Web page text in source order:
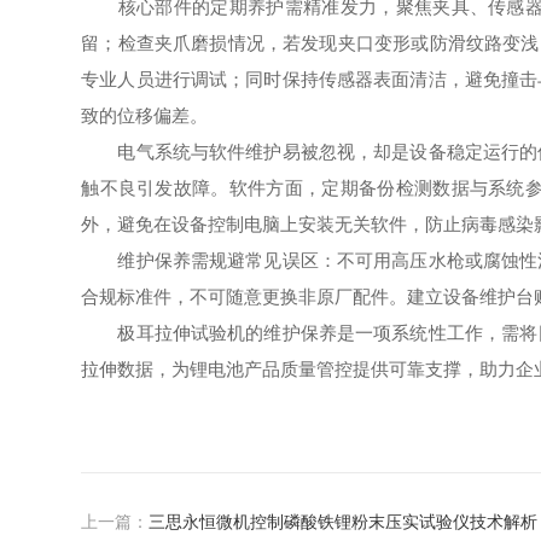
核心部件的定期养护需精准发力，聚焦夹具、传感器
留；检查夹爪磨损情况，若发现夹口变形或防滑纹路变
专业人员进行调试；同时保持传感器表面清洁，避免撞
致的位移偏差。
电气系统与软件维护易被忽视，却是设备稳定运行的
触不良引发故障。软件方面，定期备份检测数据与系统
外，避免在设备控制电脑上安装无关软件，防止病毒感染
维护保养需规避常见误区：不可用高压水枪或腐蚀性
合规标准件，不可随意更换非原厂配件。建立设备维护
极耳拉伸试验机的维护保养是一项系统性工作，需将
拉伸数据，为锂电池产品质量管控提供可靠支撑，助力
上一篇： 三思永恒微机控制磷酸铁锂粉末压实试验仪技术解析